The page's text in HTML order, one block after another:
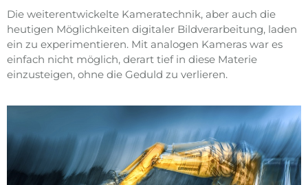
Die weiterentwickelte Kameratechnik, aber auch die
heutigen Möglichkeiten digitaler Bildverarbeitung, laden
ein zu experimentieren. Mit analogen Kameras war es
einfach nicht möglich, derart tief in diese Materie
einzusteigen, ohne die Geduld zu verlieren.